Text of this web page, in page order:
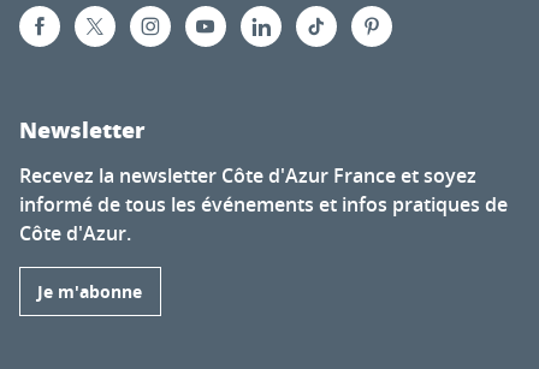
Newsletter
Recevez la newsletter Côte d'Azur France et soyez
informé de tous les événements et infos pratiques de
Côte d'Azur.
Je m'abonne